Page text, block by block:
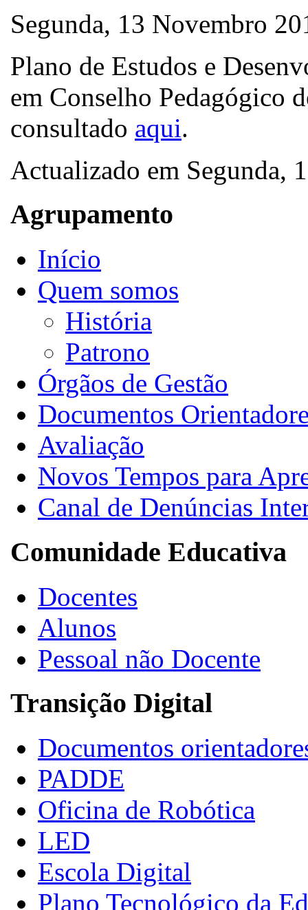
Segunda, 13 Novembro
Plano de Estudos e
em Conselho Pedagógico
consultado aqui.
Actualizado em Segunda,
Agrupamento
Início
Quem somos
História
Patrono
Órgãos de Gestão
Documentos
Avaliação
Novos Tempos para
Canal de Denúncias
Comunidade Educativa
Docentes
Alunos
Pessoal não Docente
Transição Digital
Documentos
PADDE
Oficina de Robótica
LED
Escola Digital
Plano Tecnológico da